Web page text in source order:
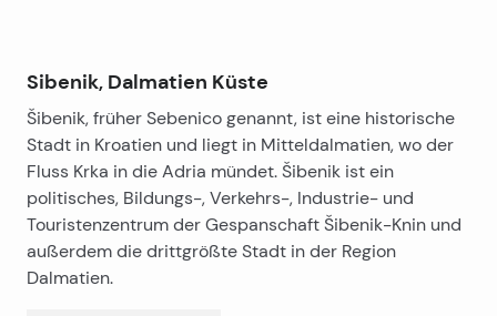
Sibenik, Dalmatien Küste
Šibenik, früher Sebenico genannt, ist eine historische
Stadt in Kroatien und liegt in Mitteldalmatien, wo der
Fluss Krka in die Adria mündet. Šibenik ist ein
politisches, Bildungs-, Verkehrs-, Industrie- und
Touristenzentrum der Gespanschaft Šibenik-Knin und
außerdem die drittgrößte Stadt in der Region
Dalmatien.